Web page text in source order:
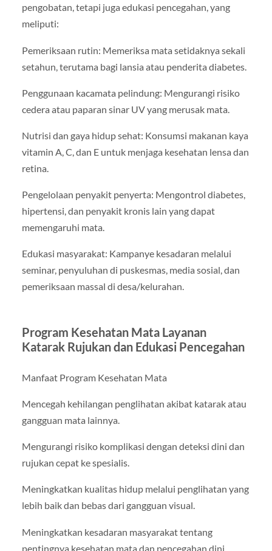
pengobatan, tetapi juga edukasi pencegahan, yang
meliputi:
Pemeriksaan rutin: Memeriksa mata setidaknya sekali
setahun, terutama bagi lansia atau penderita diabetes.
Penggunaan kacamata pelindung: Mengurangi risiko
cedera atau paparan sinar UV yang merusak mata.
Nutrisi dan gaya hidup sehat: Konsumsi makanan kaya
vitamin A, C, dan E untuk menjaga kesehatan lensa dan
retina.
Pengelolaan penyakit penyerta: Mengontrol diabetes,
hipertensi, dan penyakit kronis lain yang dapat
memengaruhi mata.
Edukasi masyarakat: Kampanye kesadaran melalui
seminar, penyuluhan di puskesmas, media sosial, dan
pemeriksaan massal di desa/kelurahan.
Program Kesehatan Mata Layanan
Katarak Rujukan dan Edukasi Pencegahan
Manfaat Program Kesehatan Mata
Mencegah kehilangan penglihatan akibat katarak atau
gangguan mata lainnya.
Mengurangi risiko komplikasi dengan deteksi dini dan
rujukan cepat ke spesialis.
Meningkatkan kualitas hidup melalui penglihatan yang
lebih baik dan bebas dari gangguan visual.
Meningkatkan kesadaran masyarakat tentang
pentingnya kesehatan mata dan pencegahan dini.